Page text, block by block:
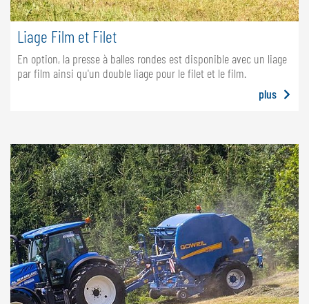
Liage Film et Filet
En option, la presse à balles rondes est disponible avec un liage
par film ainsi qu'un double liage pour le filet et le film.
plus